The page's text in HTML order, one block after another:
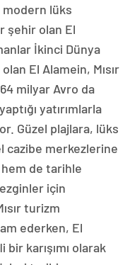
modern lüks
şehir olan El
İkinci Dünya
El Alamein, Mısır
milyar Avro da
yatırımlarla
Güzel plajlara, lüks
merkezlerine
de tarihle
için
turizm
ederken, El
karışımı olarak